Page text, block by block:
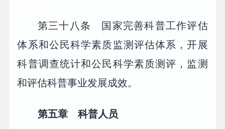
第三十八条 国家完善科普工作评估
体系和公民科学素质监测评估体系，开展
科普调查统计和公民科学素质测评，监测
和评估科普事业发展成效。
第五章 科普人员